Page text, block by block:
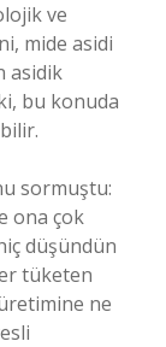
ve
mide asidi
asidik
bu konuda
sormuştu:
ona çok
düşündün
tüketen
ne